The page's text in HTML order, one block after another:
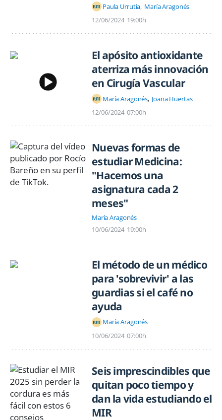
Paula Urrutia María Aragonés
12/06/2024 19:00h
El apósito antioxidante
aterriza más innovación
en Cirugía Vascular
María Aragonés Joana Huertas
12/06/2024 07:00h
Nuevas formas de
estudiar Medicina:
"Hacemos una
asignatura cada 2
meses"
María Aragonés
10/06/2024 19:00h
El método de un médico
para 'sobrevivir' a las
guardias si el café no
ayuda
María Aragonés
10/06/2024 07:00h
Seis imprescindibles que
quitan poco tiempo y
dan la vida estudiando el
MIR